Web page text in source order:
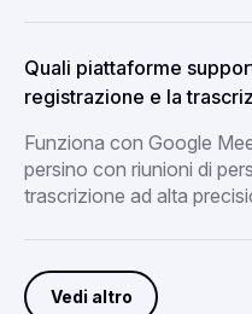
Quali piattaforme
registrazione e la
Funziona con Google
persino con riunioni di
trascrizione ad alta
Vedi altro